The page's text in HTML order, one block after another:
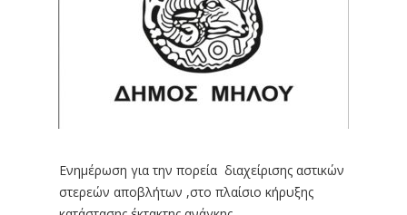
Ενημέρωση για την πορεία διαχείρισης αστικών
στερεών αποβλήτων ,στο πλαίσιο κήρυξης